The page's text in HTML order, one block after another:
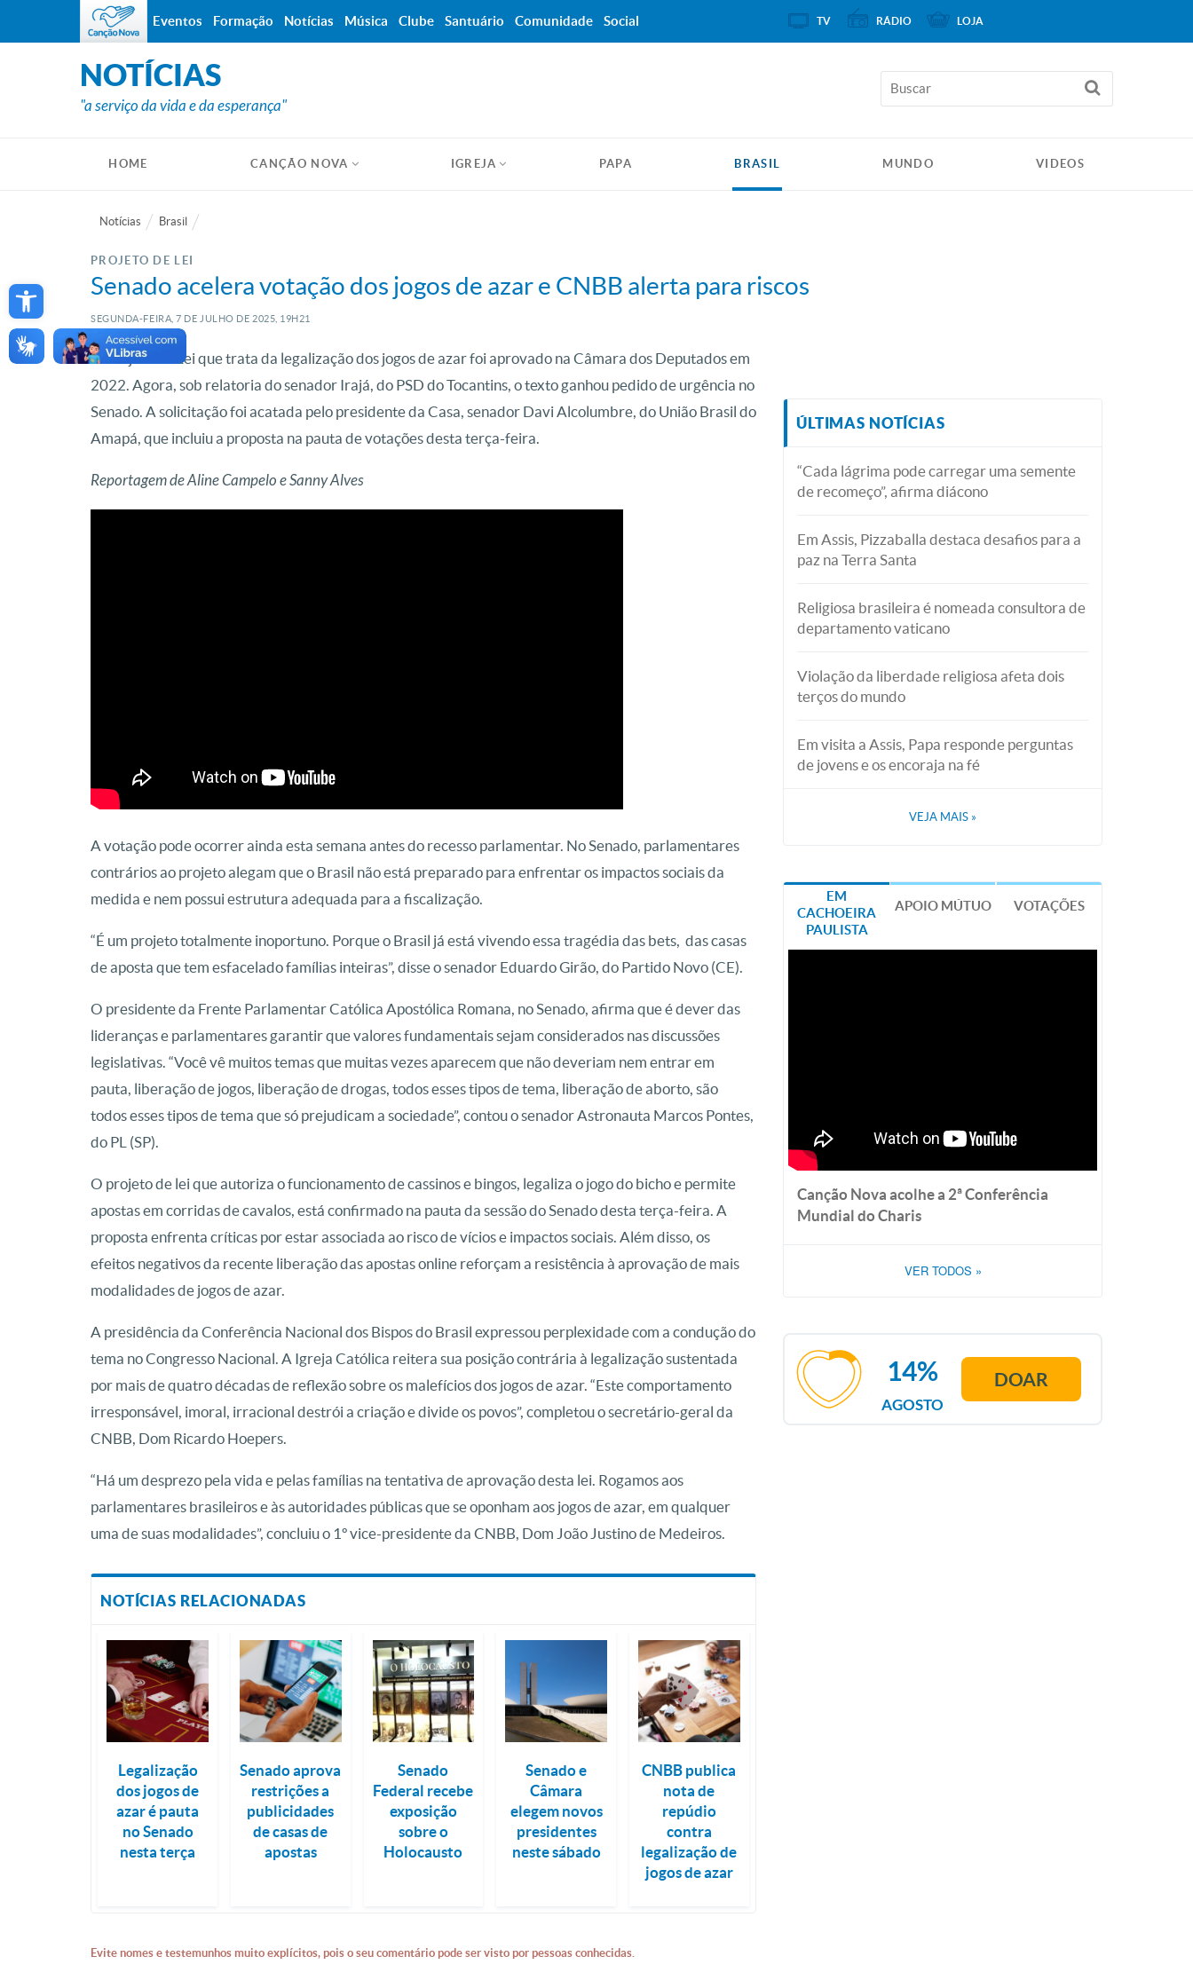
Open toolbar
NOTÍCIAS
"a serviço da vida e da esperança"
HOME CANÇÃO NOVA IGREJA PAPA BRASIL MUNDO VIDEOS
Notícias Brasil
PROJETO DE LEI
Senado acelera votação dos jogos de azar e CNBB alerta para riscos
SEGUNDA-FEIRA, 7 DE JULHO DE 2025, 19H21
O Projeto de Lei que trata da legalização dos jogos de azar foi aprovado na Câmara dos Deputados em
2022. Agora, sob relatoria do senador Irajá, do PSD do Tocantins, o texto ganhou pedido de urgência no
Senado. A solicitação foi acatada pelo presidente da Casa, senador Davi Alcolumbre, do União Brasil do
Amapá, que incluiu a proposta na pauta de votações desta terça-feira.
Reportagem de Aline Campelo e Sanny Alves
A votação pode ocorrer ainda esta semana antes do recesso parlamentar. No Senado, parlamentares
contrários ao projeto alegam que o Brasil não está preparado para enfrentar os impactos sociais da
medida e nem possui estrutura adequada para a fiscalização.
“É um projeto totalmente inoportuno. Porque o Brasil já está vivendo essa tragédia das bets, das casas
de aposta que tem esfacelado famílias inteiras”, disse o senador Eduardo Girão, do Partido Novo (CE).
O presidente da Frente Parlamentar Católica Apostólica Romana, no Senado, afirma que é dever das
lideranças e parlamentares garantir que valores fundamentais sejam considerados nas discussões
legislativas. “Você vê muitos temas que muitas vezes aparecem que não deveriam nem entrar em
pauta, liberação de jogos, liberação de drogas, todos esses tipos de tema, liberação de aborto, são
todos esses tipos de tema que só prejudicam a sociedade”, contou o senador Astronauta Marcos Pontes,
do PL (SP).
O projeto de lei que autoriza o funcionamento de cassinos e bingos, legaliza o jogo do bicho e permite
apostas em corridas de cavalos, está confirmado na pauta da sessão do Senado desta terça-feira. A
proposta enfrenta críticas por estar associada ao risco de vícios e impactos sociais. Além disso, os
efeitos negativos da recente liberação das apostas online reforçam a resistência à aprovação de mais
modalidades de jogos de azar.
A presidência da Conferência Nacional dos Bispos do Brasil expressou perplexidade com a condução do
tema no Congresso Nacional. A Igreja Católica reitera sua posição contrária à legalização sustentada
por mais de quatro décadas de reflexão sobre os malefícios dos jogos de azar. “Este comportamento
irresponsável, imoral, irracional destrói a criação e divide os povos”, completou o secretário-geral da
CNBB, Dom Ricardo Hoepers.
“Há um desprezo pela vida e pelas famílias na tentativa de aprovação desta lei. Rogamos aos
parlamentares brasileiros e às autoridades públicas que se oponham aos jogos de azar, em qualquer
uma de suas modalidades”, concluiu o 1º vice-presidente da CNBB, Dom João Justino de Medeiros.
NOTÍCIAS RELACIONADAS
Legalização
dos jogos de
azar é pauta
no Senado
nesta terça
Senado aprova
restrições a
publicidades
de casas de
apostas
Senado
Federal recebe
exposição
sobre o
Holocausto
Senado e
Câmara
elegem novos
presidentes
neste sábado
CNBB publica
nota de
repúdio
contra
legalização de
jogos de azar
Evite nomes e testemunhos muito explícitos, pois o seu comentário pode ser visto por pessoas conhecidas.
ÚLTIMAS NOTÍCIAS
“Cada lágrima pode carregar uma semente
de recomeço”, afirma diácono
Em Assis, Pizzaballa destaca desafios para a
paz na Terra Santa
Religiosa brasileira é nomeada consultora de
departamento vaticano
Violação da liberdade religiosa afeta dois
terços do mundo
Em visita a Assis, Papa responde perguntas
de jovens e os encoraja na fé
VEJA MAIS »
EM
CACHOEIRA
PAULISTA
APOIO MÚTUO VOTAÇÕES
Canção Nova acolhe a 2ª Conferência
Mundial do Charis
VER TODOS »
AGOSTO
14% DOAR
Eventos Formação Notícias Música Clube Santuário Comunidade Social TV RÁDIO LOJA